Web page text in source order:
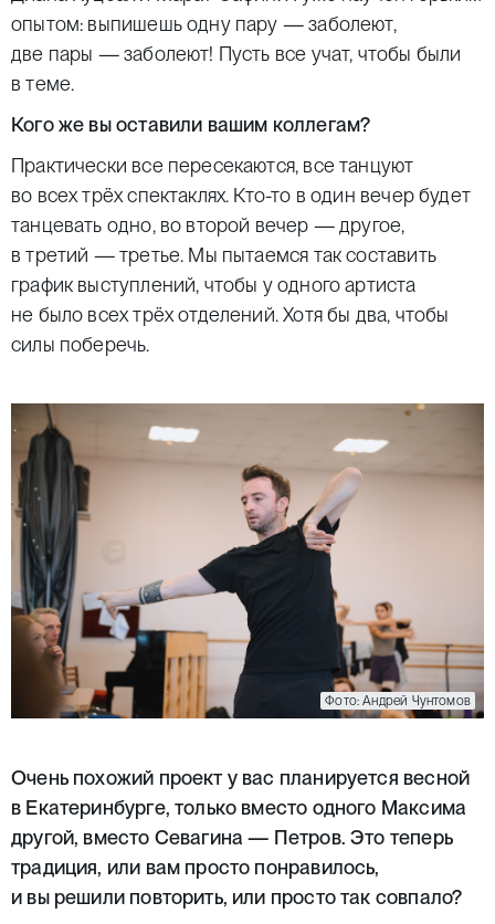
опытом: выпишешь одну пару — заболеют,
две пары — заболеют! Пусть все учат, чтобы были
в теме.
Кого же вы оставили вашим коллегам?
Практически все пересекаются, все танцуют
во всех трёх спектаклях. Кто-то в один вечер будет
танцевать одно, во второй вечер — другое,
в третий — третье. Мы пытаемся так составить
график выступлений, чтобы у одного артиста
не было всех трёх отделений. Хотя бы два, чтобы
силы поберечь.
Фото: Андрей Чунтомов
Очень похожий проект у вас планируется весной
в Екатеринбурге, только вместо одного Максима
другой, вместо Севагина — Петров. Это теперь
традиция, или вам просто понравилось,
и вы решили повторить, или просто так совпало?